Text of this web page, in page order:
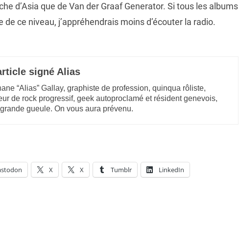
d’Asia que de Van der Graaf Generator. Si tous les albums
ce niveau, j’appréhendrais moins d’écouter la radio.
signé Alias
“Alias” Gallay, graphiste de profession, quinqua rôliste,
de rock progressif, geek autoproclamé et résident genevois,
gueule. On vous aura prévenu.
X X Tumblr LinkedIn